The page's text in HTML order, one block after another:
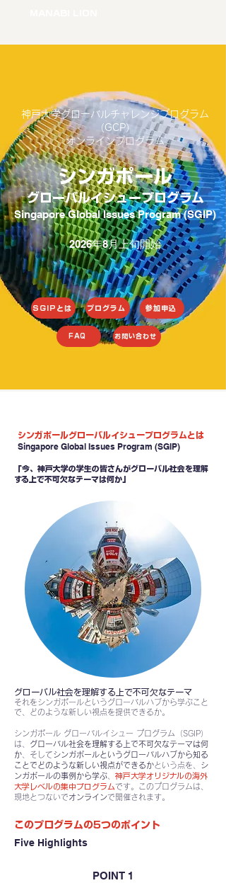
神戸大学グローバルチャレンジプログラム
（GCP）
オンラインプログラム
シンガポール
グローバルイシュープログラム
Singapore Global Issues Program (SGIP)
2026年8月上旬開始
SGIPとは プログラム 参加申込
FAQ お問い合わせ
シンガポールグローバルイシュープログラムとは
Singapore Global Issues Program (SGIP)
「今、神戸大学の学生の皆さんがグローバル社会を理解
する上で不可欠なテーマは何か」
グローバル社会を理解する上で不可欠なテーマ
それをシンガポールというグローバルハブから学ぶこと
で、どのような新しい視点を提供できるか。
シンガポール グローバルイシュー プログラム（SGIP）
は、 グローバル社会を理解する上で不可欠なテーマは何
か 、そしてシンガポールというグローバルハブから知る
ことでどのような新しい視点ができるかという点を、 シ
ンガポールの事例から学ぶ
神戸大学オリジナルの海外
大学レベルの集中プログラムです。このプログラムは、
現地とつないでオンラインで開催されます。
このプログラムの5つのポイント
Five Highlights
POINT 1